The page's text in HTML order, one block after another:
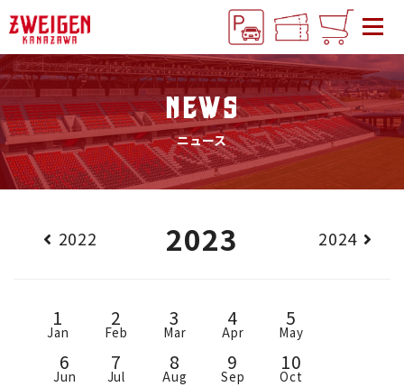
NEWS
ニュース
2022 2023 2024
1
Jan
2
Feb
3
Mar
4
Apr
5
May
6
Jun
7
Jul
8
Aug
9
Sep
10
Oct